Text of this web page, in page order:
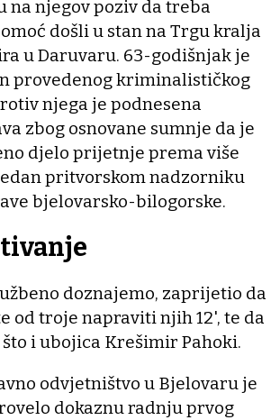
na njegov poziv da treba
došli u stan na Trgu kralja
u Daruvaru. 63-godišnjak je
provedenog kriminalističkog
njega je podnesena
zbog osnovane sumnje da je
djelo prijetnje prema više
pritvorskom nadzorniku
bjelovarsko-bilogorske.
doznajemo, zaprijetio da
od troje napraviti njih 12', te da
i ubojica Krešimir Pahoki.
odvjetništvo u Bjelovaru je
dokaznu radnju prvog